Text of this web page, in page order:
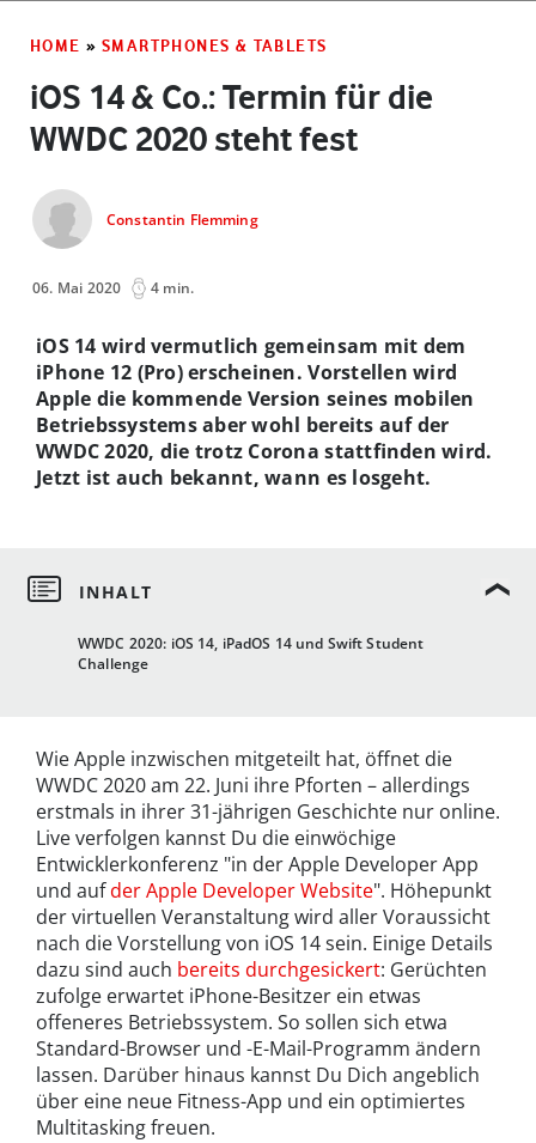
HOME » SMARTPHONES & TABLETS
iOS 14 & Co.: Termin für die
WWDC 2020 steht fest
Constantin Flemming
06. Mai 2020 4 min.
WWDC 2020: iOS 14, iPadOS 14 und Swift Student
Challenge
iOS 14 wird vermutlich gemeinsam mit dem
iPhone 12 (Pro) erscheinen. Vorstellen wird
Apple die kommende Version seines mobilen
Betriebssystems aber wohl bereits auf der
WWDC 2020, die trotz Corona stattfinden wird.
Jetzt ist auch bekannt, wann es losgeht.
Wie Apple inzwischen mitgeteilt hat, öffnet die
WWDC 2020 am 22. Juni ihre Pforten – allerdings
erstmals in ihrer 31-jährigen Geschichte nur online.
Live verfolgen kannst Du die einwöchige
Entwicklerkonferenz "in der Apple Developer App
und aufder Apple Developer Website". Höhepunkt
der virtuellen Veranstaltung wird aller Voraussicht
nach die Vorstellung von iOS 14 sein. Einige Details
dazu sind auch bereits durchgesickert: Gerüchten
zufolge erwartet iPhone-Besitzer ein etwas
offeneres Betriebssystem. So sollen sich etwa
Standard-Browser und -E-Mail-Programm ändern
lassen. Darüber hinaus kannst Du Dich angeblich
über eine neue Fitness-App und ein optimiertes
Multitasking freuen.